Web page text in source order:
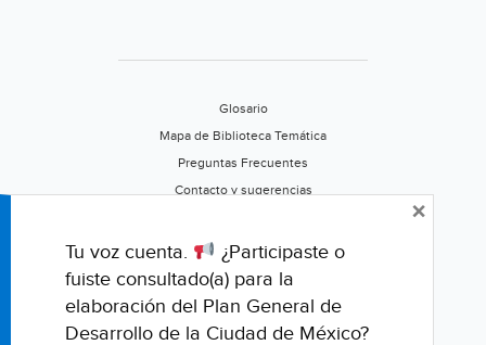
Glosario
Mapa de Biblioteca Temática
Preguntas Frecuentes
Contacto y sugerencias
Califica este portal
Tu voz cuenta.
¿Participaste o
fuiste consultado(a) para la
elaboración del Plan General de
Desarrollo de la Ciudad de México?
×